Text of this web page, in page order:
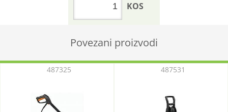
KOS
Povezani proizvodi
487325 487531